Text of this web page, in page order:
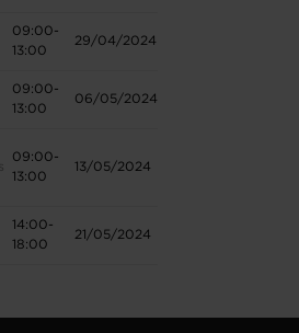
09:00-
13:00
29/04/2024
09:00-
13:00
06/05/2024
09:00-
13:00
13/05/2024
14:00-
18:00
21/05/2024